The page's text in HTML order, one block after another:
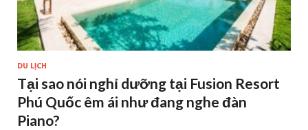
DU LỊCH
Tại sao nói nghỉ dưỡng tại Fusion Resort
Phú Quốc êm ái như đang nghe đàn
Piano?